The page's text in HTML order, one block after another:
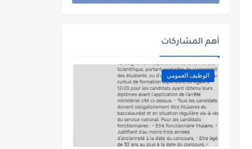
أهم المشاركات
الوظيف العمومي